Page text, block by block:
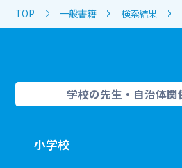
TOP 一般書籍 検索結果
学校の先生・自治体関
小学校